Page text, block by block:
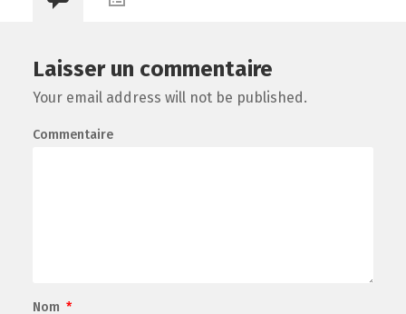
Laisser un commentaire
Your email address will not be published.
Commentaire
Nom *